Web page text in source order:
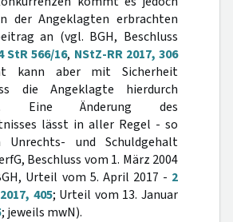
der Angeklagten erbrachten
an (vgl. BGH, Beschluss
StR 566/16, NStZ-RR 2017, 306
kann aber mit Sicherheit
die Angeklagte hierdurch
Eine Änderung des
lässt in aller Regel - so
und Schuldgehalt
Beschluss vom 1. März 2004
Urteil vom 5. April 2017 - 2
405; Urteil vom 13. Januar
; jeweils mwN).